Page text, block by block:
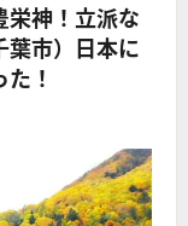
栄神！立派な
葉市）日本に
！